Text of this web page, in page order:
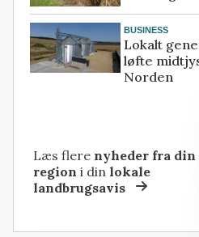
BUSINESS
Lokalt
løfte
Norden
Læs flere nyheder fra din
region i dinlokale
landbrugsavis